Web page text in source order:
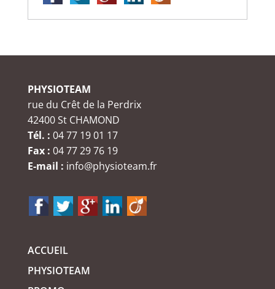
PHYSIOTEAM
rue du Crêt de la Perdrix
42400 St CHAMOND
Tél. : 04 77 19 01 17
Fax : 04 77 29 76 19
E-mail : info@physioteam.fr
ACCUEIL
PHYSIOTEAM